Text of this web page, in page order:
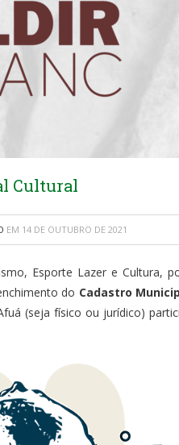
Cultural
EM 14 DE OUTUBRO DE 2021
Esporte Lazer e Cultura,
do Cadastro
(seja físico ou jurídico)